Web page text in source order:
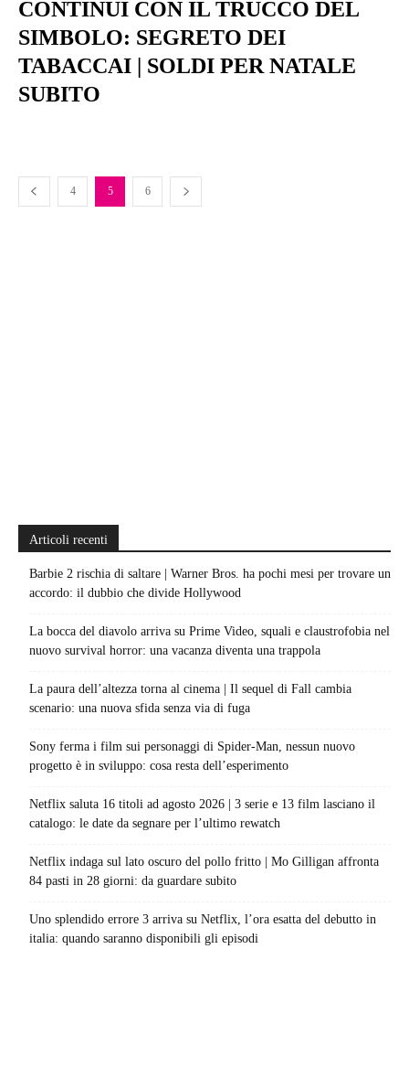
CONTINUI CON IL TRUCCO DEL
SIMBOLO: SEGRETO DEI
TABACCAI | SOLDI PER NATALE
SUBITO
4 5 6
Articoli recenti
Barbie 2 rischia di saltare | Warner Bros. ha pochi mesi per trovare un
accordo: il dubbio che divide Hollywood
La bocca del diavolo arriva su Prime Video, squali e claustrofobia nel
nuovo survival horror: una vacanza diventa una trappola
La paura dell’altezza torna al cinema | Il sequel di Fall cambia
scenario: una nuova sfida senza via di fuga
Sony ferma i film sui personaggi di Spider-Man, nessun nuovo
progetto è in sviluppo: cosa resta dell’esperimento
Netflix saluta 16 titoli ad agosto 2026 | 3 serie e 13 film lasciano il
catalogo: le date da segnare per l’ultimo rewatch
Netflix indaga sul lato oscuro del pollo fritto | Mo Gilligan affronta
84 pasti in 28 giorni: da guardare subito
Uno splendido errore 3 arriva su Netflix, l’ora esatta del debutto in
italia: quando saranno disponibili gli episodi